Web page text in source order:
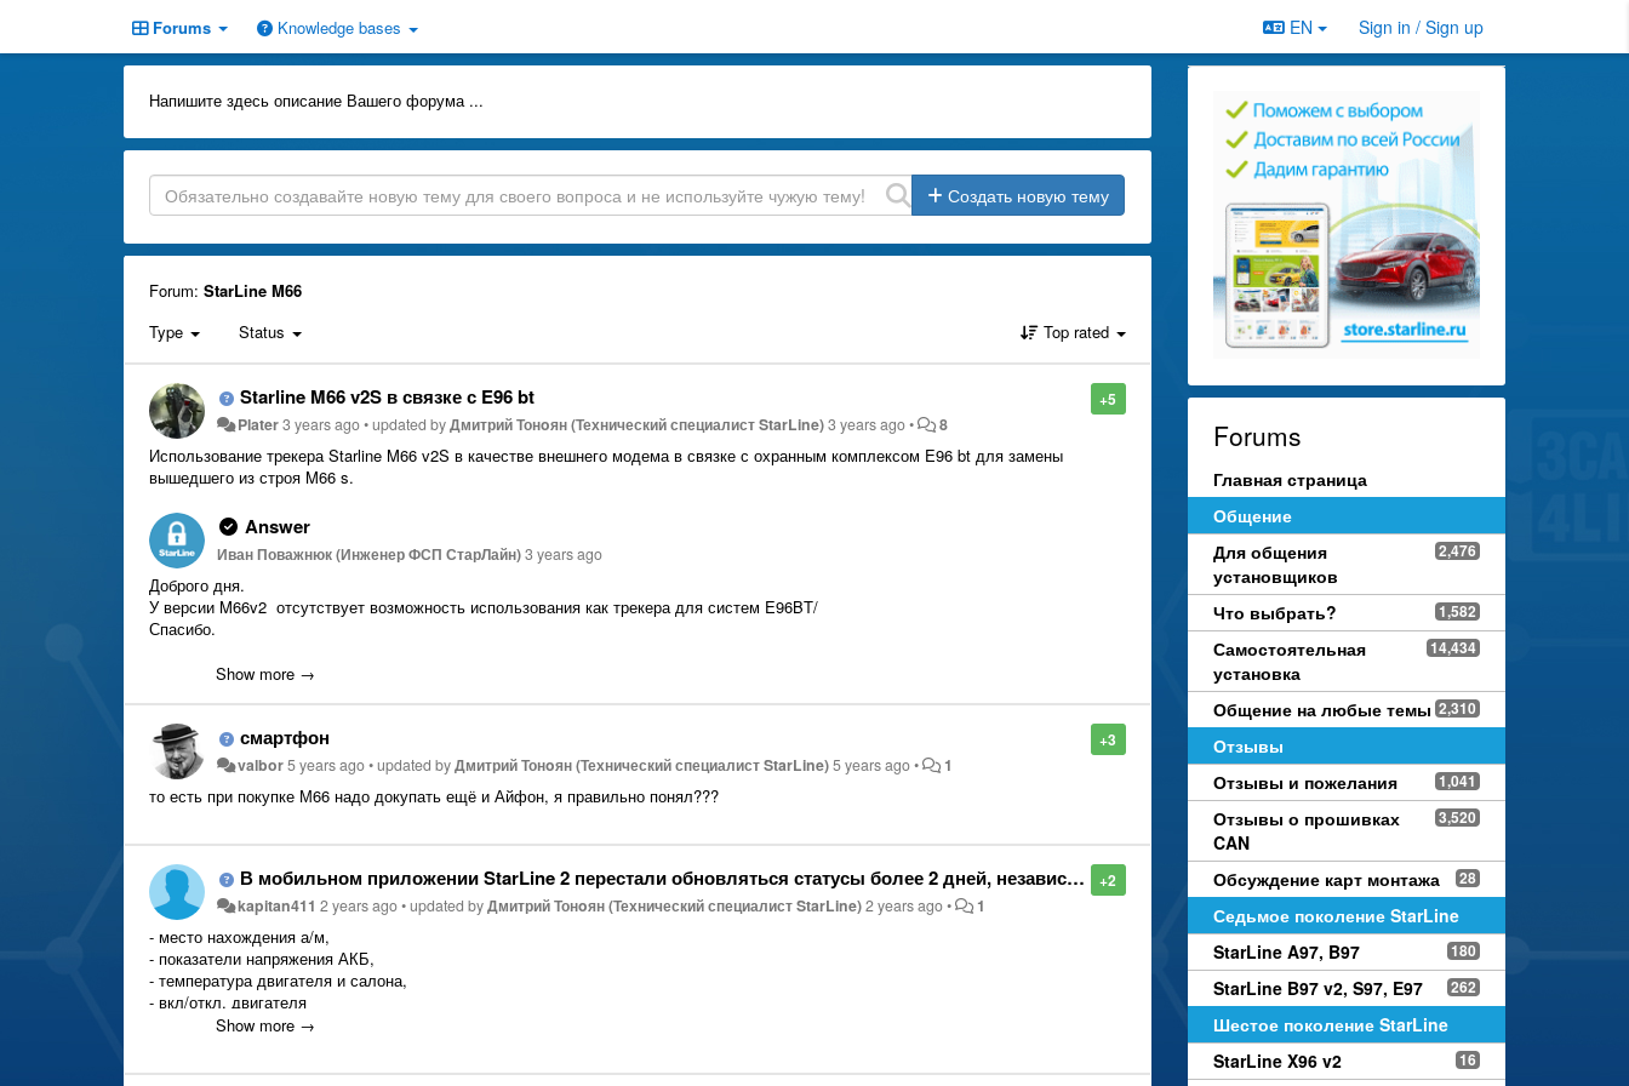
Forums Knowledge bases EN Sign in / Sign up
Напишите здесь описание Вашего форума ...
Создать новую тему
Forum: StarLine M66
Type
Status Top rated
+5
Starline M66 v2S в связке с E96 bt
Plater3 years ago•updated byДмитрий Тонoян (Технический специалист StarLine)3 years ago• 8
Использование трекера Starline M66 v2S в качестве внешнего модема в связке с охранным комплексом E96 bt для замены
вышедшего из строя M66 s.
Answer
Иван Поважнюк (Инженер ФСП СтарЛайн)3 years ago
Доброго дня.
У версии M66v2 отсутствует возможность использования как трекера для систем E96BT/
Спасибо.
Show more →
+3
смартфон
valbor5 years ago•updated byДмитрий Тонoян (Технический специалист StarLine)5 years ago• 1
то есть при покупке М66 надо докупать ещё и Айфон, я правильно понял???
+2
В мобильном приложении StarLine 2 перестали обновляться статусы более 2 дней, независимо от места нахождения
kapitan411 2 years ago•updated byДмитрий Тонoян (Технический специалист StarLine)2 years ago• 1
- место нахождения а/м,
- показатели напряжения АКБ,
- температура двигателя и салона,
- вкл/откл. двигателя
Show more →
Forums
Главная страница
Общение
2,476
Для общения
установщиков
1,582
Что выбрать?
14,434
Самостоятельная
установка
2,310
Общение на любые темы
Отзывы
1,041
Отзывы и пожелания
3,520
Отзывы о прошивках
CAN
28
Обсуждение карт монтажа
Седьмое поколение StarLine
180
StarLine A97, B97
262
StarLine B97 v2, S97, E97
Шестое поколение StarLine
16
StarLine X96 v2